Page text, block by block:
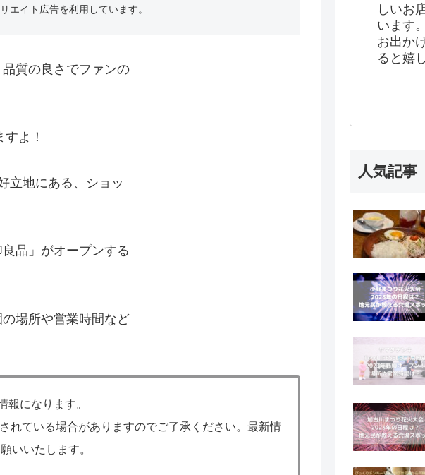
エイト広告を利用しています。
質の良さでファンの
よ！
立地にある、ショッ
品」がオープンする
場所や営業時間など
になります。
れている場合がありますのでご了承ください。最新情
いいたします。
しいお
います。
お出か
ると嬉
人気記事